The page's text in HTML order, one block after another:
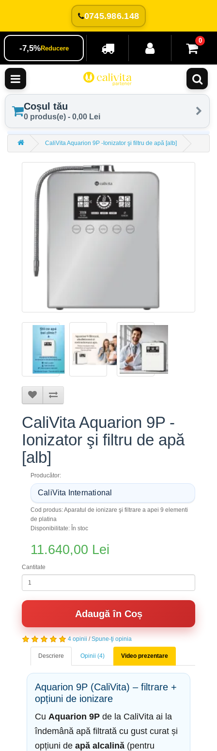
0745.986.148
-7,5%Reducere
0
Coșul tău
0 produs(e) - 0,00 Lei
CaliVita Aquarion 9P -Ionizator şi filtru de apă [alb]
CaliVita Aquarion 9P -
Ionizator şi filtru de apă
[alb]
Producător:
CaliVita International
Cod produs: Aparatul de ionizare şi filtrare a apei 9 elementi
de platina
Disponibilitate: În stoc
11.640,00 Lei
Cantitate
Adaugă în Coș
4 opinii /Spune-ţi opinia
Descriere Opinii (4) Video prezentare
Aquarion 9P (CaliVita) – filtrare +
opțiuni de ionizare
Cu Aquarion 9P de la CaliVita ai la
îndemână apă filtrată cu gust curat și
opțiuni de apă alcalină (pentru